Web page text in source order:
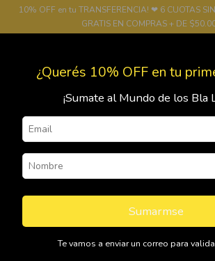
10% OFF en tu TRANSFERENCIA! ❤ 6 CUOTAS
GRATIS EN COMPRAS + DE
¿Querés 10% OFF en tu
¡Sumate al Mundo de los Bla
Sumarmse
Te vamos a enviar un correo para